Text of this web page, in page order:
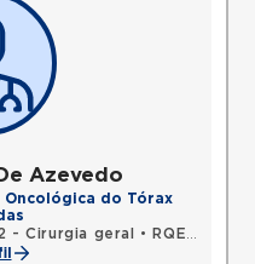
Azevedo
Oncológica do Tórax
- Cirurgia geral •
RQE 26963 - Cirurgia torácica